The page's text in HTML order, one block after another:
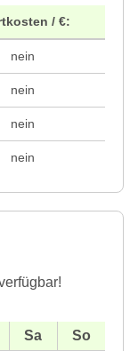
/ €:
nein
nein
nein
nein